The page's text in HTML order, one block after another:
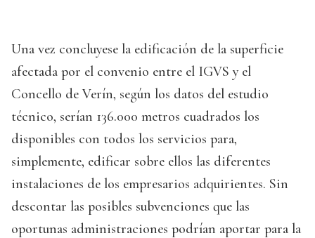
Una vez concluyese la edificación de la superficie
afectada por el convenio entre el IGVS y el
Concello de Verín, según los datos del estudio
técnico, serían 136.000 metros cuadrados los
disponibles con todos los servicios para,
simplemente, edificar sobre ellos las diferentes
instalaciones de los empresarios adquirientes. Sin
descontar las posibles subvenciones que las
oportunas administraciones podrían aportar para la